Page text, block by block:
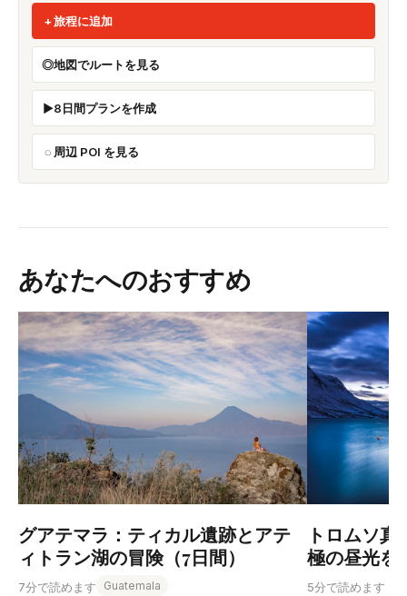
旅程に追加
地図でルートを見る
8日間プランを作成
周辺 POI を見る
あなたへのおすすめ
グアテマラ：ティカル遺跡とアテ
ィトラン湖の冒険（7日間）
7分で読めます Guatemala
トロムソ
極の昼光を
5分で読めます